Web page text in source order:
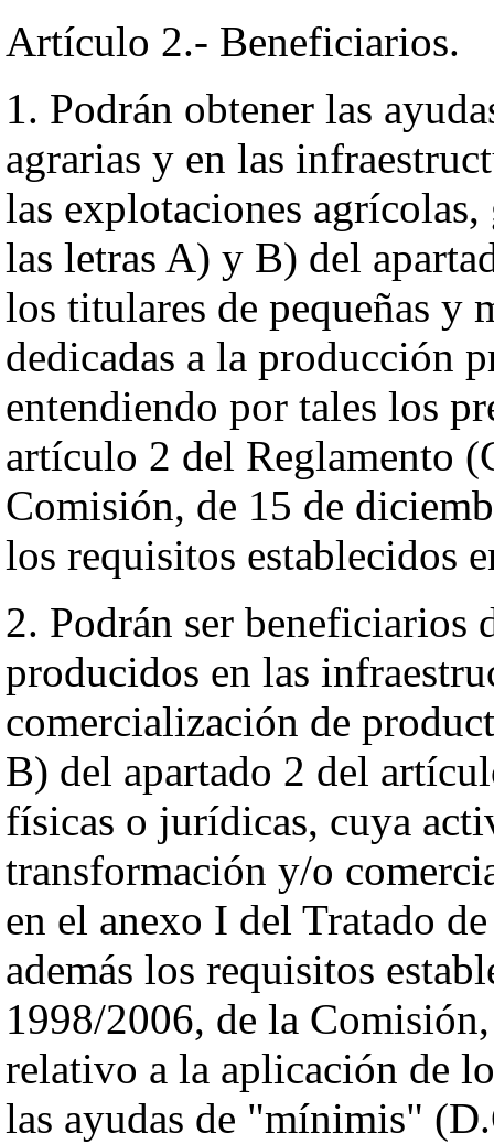
Artículo 2.- Beneficiarios.
1. Podrán obtener las
agrarias y en las
las explotaciones
las letras A) y B) del
los titulares de pequeñas y
dedicadas a la producción
entendiendo por tales los
artículo 2 del Reglamento
Comisión, de 15 de
los requisitos establecidos
2. Podrán ser beneficiarios
producidos en las
comercialización de
B) del apartado 2 del
físicas o jurídicas, cuya
transformación y/o
en el anexo I del Tratado
además los requisitos
1998/2006, de la
relativo a la aplicación de
las ayudas de "mínimis"